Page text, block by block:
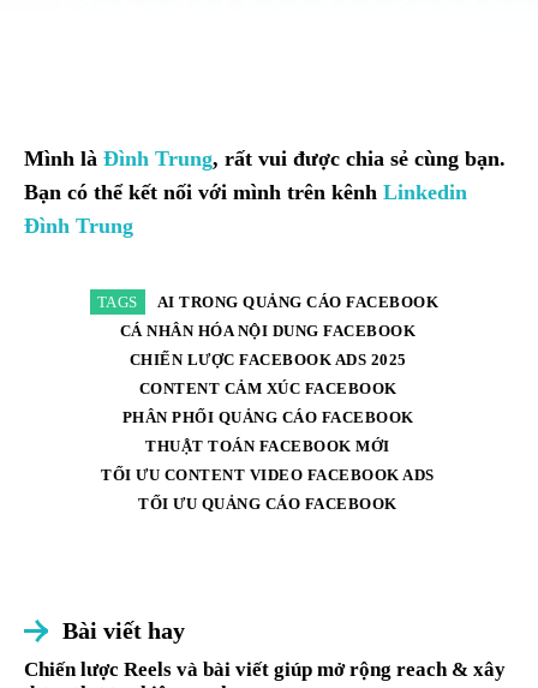
Mình là Đình Trung, rất vui được chia sẻ cùng bạn.
Bạn có thể kết nối với mình trên kênh Linkedin
Đình Trung
TAGS
AI TRONG QUẢNG CÁO FACEBOOK
CÁ NHÂN HÓA NỘI DUNG FACEBOOK
CHIẾN LƯỢC FACEBOOK ADS 2025
CONTENT CẢM XÚC FACEBOOK
PHÂN PHỐI QUẢNG CÁO FACEBOOK
THUẬT TOÁN FACEBOOK MỚI
TỐI ƯU CONTENT VIDEO FACEBOOK ADS
TỐI ƯU QUẢNG CÁO FACEBOOK
Bài viết hay
Chiến lược Reels và bài viết giúp mở rộng reach & xây